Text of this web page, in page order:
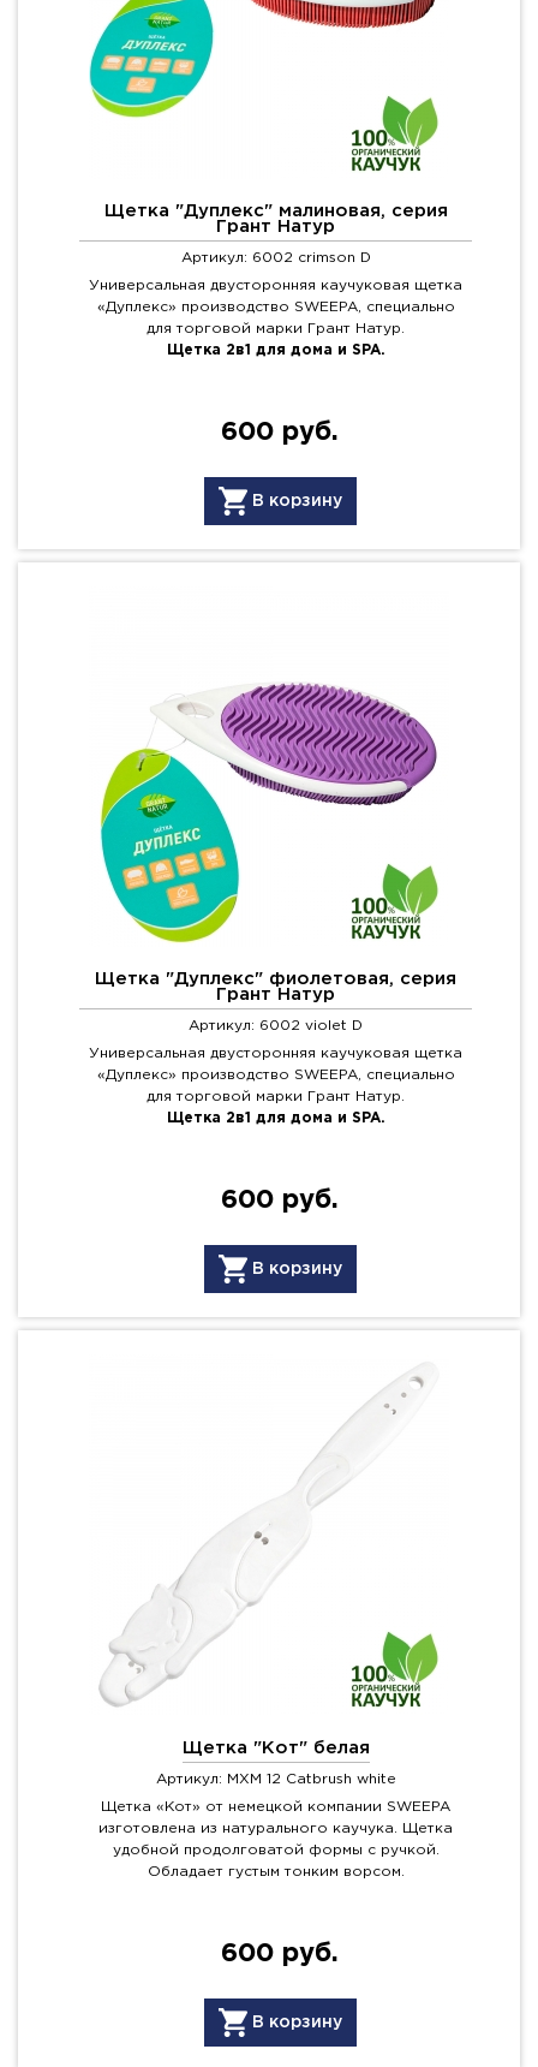
Щетка "Дуплекс" малиновая, серия
Грант Натур
Артикул: 6002 crimson D
Универсальная двусторонняя каучуковая щетка
«Дуплекс» производство SWEEPA, специально
для торговой марки Грант Натур.
Щетка 2в1 для дома и SPA.
600 руб.
В корзину
Щетка "Дуплекс" фиолетовая, серия
Грант Натур
Артикул: 6002 violet D
Универсальная двусторонняя каучуковая щетка
«Дуплекс» производство SWEEPA, специально
для торговой марки Грант Натур.
Щетка 2в1 для дома и SPA.
600 руб.
В корзину
Щетка "Кот" белая
Артикул: MXM 12 Catbrush white
Щетка «Кот» от немецкой компании SWEEPA
изготовлена из натурального каучука. Щетка
удобной продолговатой формы с ручкой.
Обладает густым тонким ворсом.
600 руб.
В корзину